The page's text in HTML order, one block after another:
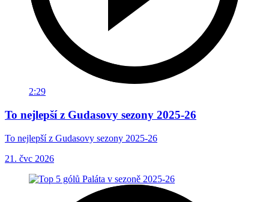
2:29
To nejlepší z Gudasovy sezony 2025-26
To nejlepší z Gudasovy sezony 2025-26
21. čvc 2026